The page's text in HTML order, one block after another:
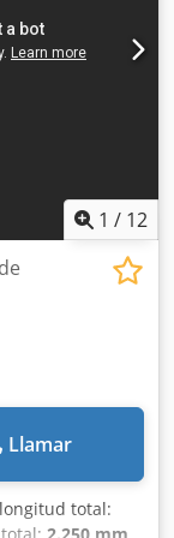
1 / 12
Llamar
total: